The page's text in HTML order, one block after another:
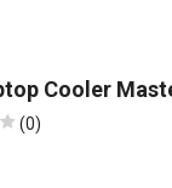
Cooler
(0)